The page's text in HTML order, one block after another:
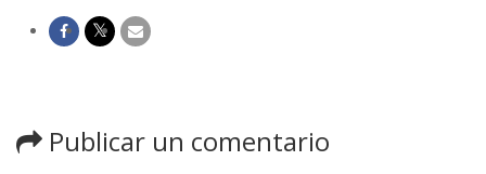
Publicar un comentario